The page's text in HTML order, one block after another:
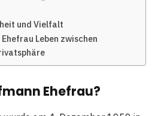
und Vielfalt
Leben zwischen
Ehefrau?